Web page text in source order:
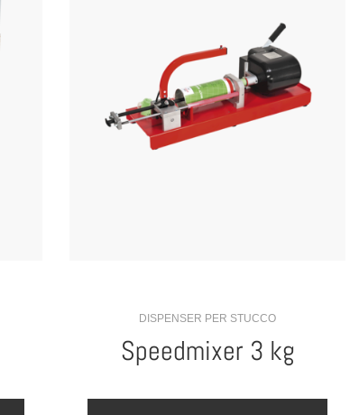
DISPENSER PER STUCCO
Speedmixer 3 kg